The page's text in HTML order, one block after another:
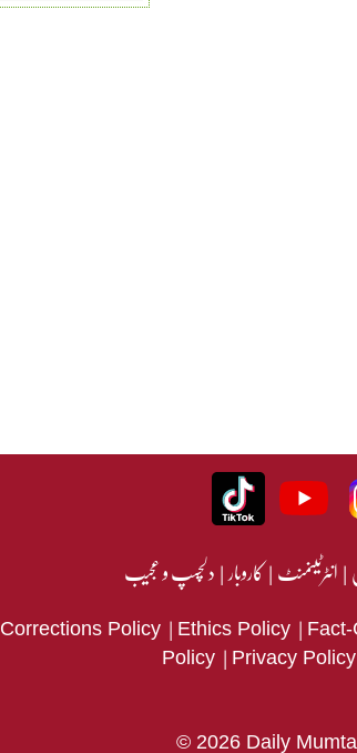
|انٹرٹینمنٹ|کاروبار|دلچسپ و عجیب
Corrections Policy | Ethics Policy |
Policy | Privacy Policy
© 2026 Daily